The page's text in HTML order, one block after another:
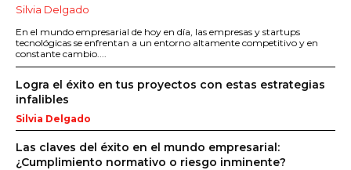
Silvia Delgado
En el mundo empresarial de hoy en día, las empresas y startups
tecnológicas se enfrentan a un entorno altamente competitivo y en
constante cambio....
Logra el éxito en tus proyectos con estas estrategias
infalibles
Silvia Delgado
Las claves del éxito en el mundo empresarial:
¿Cumplimiento normativo o riesgo inminente?